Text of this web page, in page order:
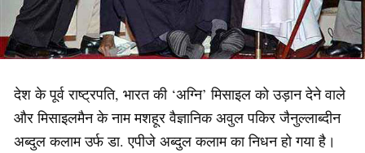
देश के पूर्व राष्ट्रपति, भारत की ‘अग्नि’ मिसाइल को उड़ान देने वाले
और मिसाइलमैन के नाम मशहूर वैज्ञानिक अवुल पकिर जैनुल्लाब्दीन
अब्दुल कलाम उर्फ डा. एपीजे अब्दुल कलाम का निधन हो गया है।